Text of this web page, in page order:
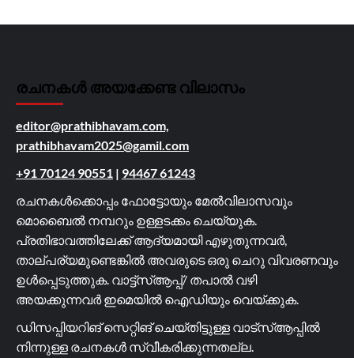
രചനകൾ അയക്കേണ്ട വിലാസം
editor@prathibhavam.com,
prathibhavam2025@gamil.com
+91 70124 90551 | 94467 61243
രചനകൾക്കൊപ്പം ഫോട്ടോയും മേൽവിലാസവും
മൊബൈൽ നമ്പറും ഉള്ളടക്കം ചെയ്യുക.
പ്രതിഭാവത്തിലേക്ക് ആദ്യമായി എഴുതുന്നവർ,
താല്പര്യമുണ്ടെങ്കിൽ അവരുടെ ഒരു ചെറു വിവരണവും
ഉൾപ്പെടുത്തുക. വാട്ട്സ്ആപ്പ്/ തപാൽ വഴി
അയക്കുന്നവർ ഇമെയിൽ ഐഡിയും വെയ്ക്കുക.
ഡിസപ്പിയറിങ് സെറ്റിങ് ചെയ്തിട്ടുള്ള വാട്സ്ആപ്പിൽ
നിന്നുള്ള രചനകൾ സ്വീകരിക്കുന്നതല്ല.